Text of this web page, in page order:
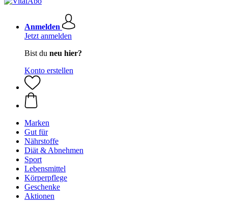
Anmelden
Jetzt anmelden
Bist du neu hier?
Konto erstellen
Marken
Gut für
Nährstoffe
Diät & Abnehmen
Sport
Lebensmittel
Körperpflege
Geschenke
Aktionen